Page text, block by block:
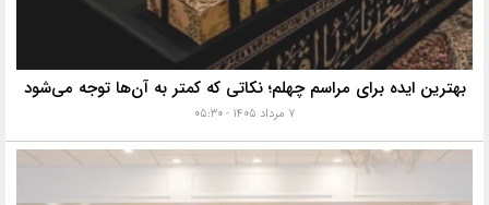
بهترین ایده برای مراسم چهلم؛ نکاتی که کمتر به آن‌ها توجه می‌شود
۷ مرداد ۱۴۰۵ - ۰۵:۳۰